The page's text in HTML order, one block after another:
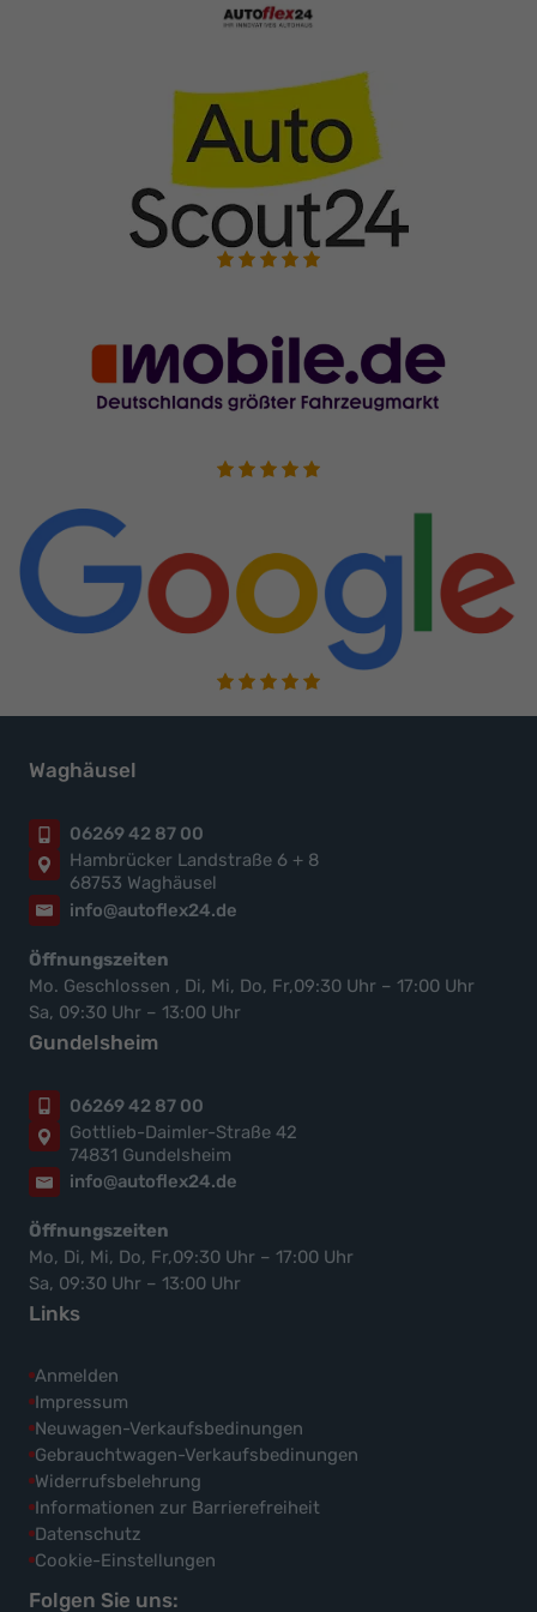
Waghäusel
06269 42 87 00
Hambrücker Landstraße 6 + 8
68753 Waghäusel
info@autoflex24.de
Öffnungszeiten
Mo. Geschlossen , Di, Mi, Do, Fr,09:30 Uhr – 17:00 Uhr
Sa, 09:30 Uhr – 13:00 Uhr
Gundelsheim
06269 42 87 00
Gottlieb-Daimler-Straße 42
74831 Gundelsheim
info@autoflex24.de
Öffnungszeiten
Mo, Di, Mi, Do, Fr,09:30 Uhr – 17:00 Uhr
Sa, 09:30 Uhr – 13:00 Uhr
Links
Anmelden
Impressum
Neuwagen-Verkaufsbedinungen
Gebrauchtwagen-Verkaufsbedinungen
Widerrufsbelehrung
Informationen zur Barrierefreiheit
Datenschutz
Cookie-Einstellungen
Folgen Sie uns: